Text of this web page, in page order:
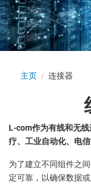
主页 / 连接器
L-com作为有线和无
疗、工业自动化、电
为了建立不同组件之
定可靠，以确保数据